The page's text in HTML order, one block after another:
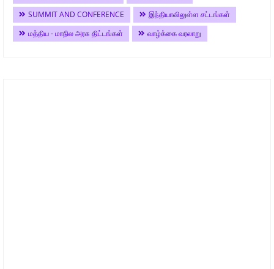
SUMMIT AND CONFERENCE
இந்தியாவிலுள்ள சட்டங்கள்
மத்திய - மாநில அரசு திட்டங்கள்
வாழ்க்கை வரலாறு